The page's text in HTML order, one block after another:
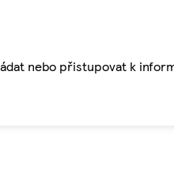
nebo přistupovat k